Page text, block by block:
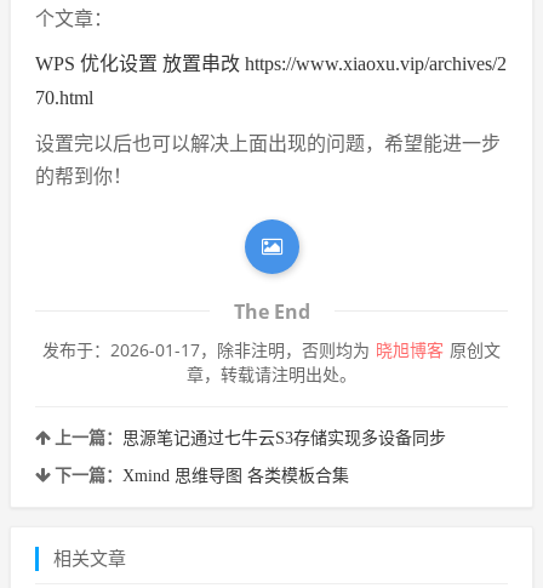
个文章：
WPS 优化设置 放置串改 https://www.xiaoxu.vip/archives/2
70.html
设置完以后也可以解决上面出现的问题，希望能进一步
的帮到你！
The End
发布于：2026-01-17，除非注明，否则均为 晓旭博客 原创文
章，转载请注明出处。
上一篇： 思源笔记通过七牛云S3存储实现多设备同步
下一篇： Xmind 思维导图 各类模板合集
相关文章